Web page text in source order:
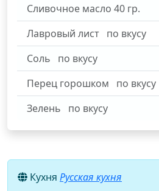
Сливочное масло 40 гр.
Лавровый лист по вкусу
Соль
по вкусу
Перец горошком
по вкусу
Зелень
по вкусу
Кухня Русская кухня